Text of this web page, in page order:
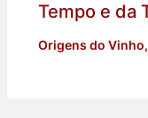
Tempo e da
Origens do Vinho,